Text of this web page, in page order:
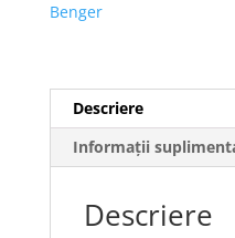
Benger
Descriere
Informații
Descriere